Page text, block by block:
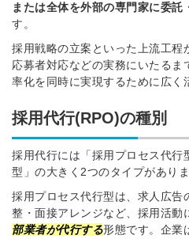
または全体を外部の専門家に委託
す。
採用戦略の立案といった上流工程
応募者対応などの実務にいたるま
率化を同時に実現するために広く
採用代行(RPO)の種別
採用代行には「採用プロセス代行
型」の大きく2つのタイプがありま
採用プロセス代行型は、求人広告
整・面接アレンジなど、採用活動
部業者が代行する形態です。企業